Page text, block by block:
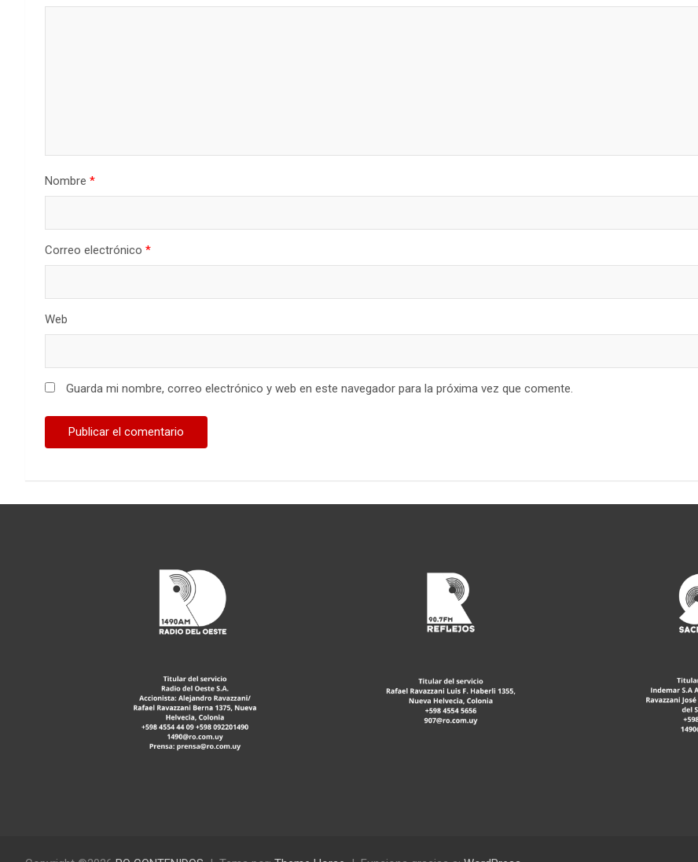
Nombre *
Correo electrónico *
Web
Guarda mi nombre, correo electrónico y web en este navegador para la próxima vez que comente.